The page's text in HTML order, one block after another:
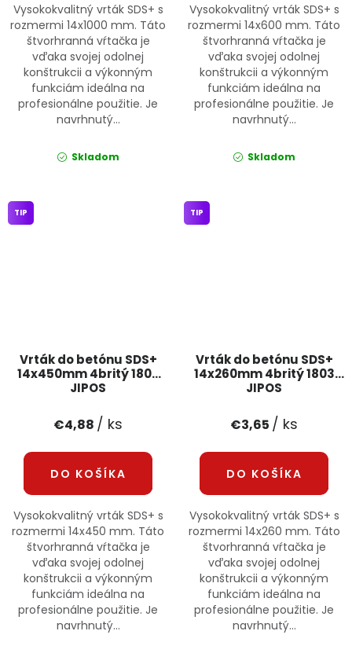
Vysokokvalitný vrták SDS+ s
rozmermi 14x1000 mm. Táto
štvorhranná vŕtačka je
vďaka svojej odolnej
konštrukcii a výkonným
funkciám ideálna na
profesionálne použitie. Je
navrhnutý...
Skladom
Vysokokvalitný vrták SDS+ s
rozmermi 14x600 mm. Táto
štvorhranná vŕtačka je
vďaka svojej odolnej
konštrukcii a výkonným
funkciám ideálna na
profesionálne použitie. Je
navrhnutý...
Skladom
Vrták do betónu SDS+
14x450mm 4britý 1805
JIPOS
TIP
€4,88 / ks
DO KOŠÍKA
Vysokokvalitný vrták SDS+ s
rozmermi 14x450 mm. Táto
štvorhranná vŕtačka je
vďaka svojej odolnej
konštrukcii a výkonným
funkciám ideálna na
profesionálne použitie. Je
navrhnutý...
Vrták do betónu SDS+
14x260mm 4britý 1803
JIPOS
TIP
€3,65 / ks
DO KOŠÍKA
Vysokokvalitný vrták SDS+ s
rozmermi 14x260 mm. Táto
štvorhranná vŕtačka je
vďaka svojej odolnej
konštrukcii a výkonným
funkciám ideálna na
profesionálne použitie. Je
navrhnutý...